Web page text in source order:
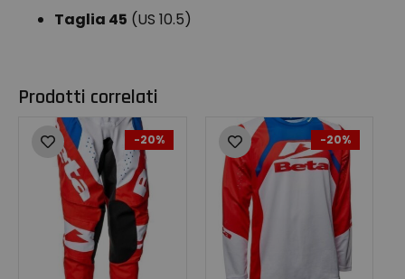
Taglia 45 (US 10.5)
Prodotti correlati
-20% -20%